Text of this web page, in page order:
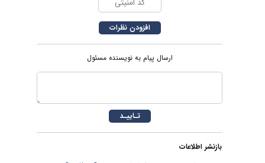
ارسال پیام به نویسنده مسئول
بازنشر اطلاعات